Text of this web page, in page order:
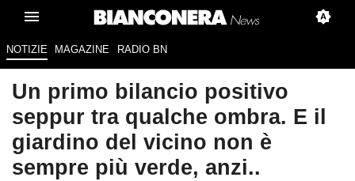
NOTIZIE MAGAZINE RADIO BN
Un primo bilancio positivo
seppur tra qualche ombra. E il
giardino del vicino non è
sempre più verde, anzi..